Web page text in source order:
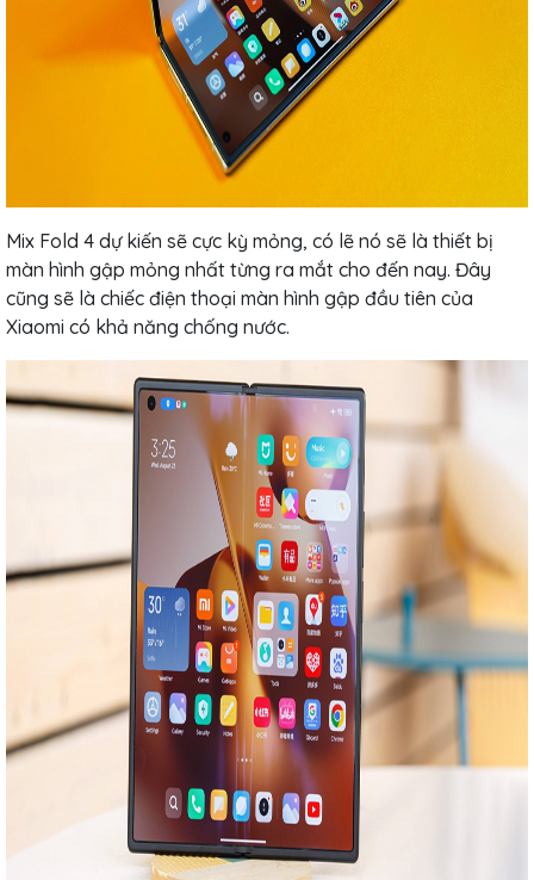
Mix Fold 4 dự kiến ​​​​sẽ cực kỳ mỏng, có lẽ nó sẽ là thiết bị
màn hình gập mỏng nhất từng ra mắt cho đến nay. Đây
cũng sẽ là chiếc điện thoại màn hình gập đầu tiên của
Xiaomi có khả năng chống nước.